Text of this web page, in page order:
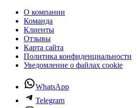
О компании
Команда
Клиенты
Отзывы
Карта сайта
Политика конфиденциальности
Уведомление о файлах cookie
WhatsApp
Telegram